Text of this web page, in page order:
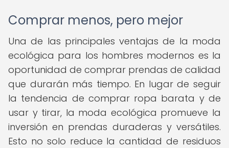
Comprar menos, pero mejor
Una de las principales ventajas de la moda
ecológica para los hombres modernos es la
oportunidad de comprar prendas de calidad
que durarán más tiempo. En lugar de seguir
la tendencia de comprar ropa barata y de
usar y tirar, la moda ecológica promueve la
inversión en prendas duraderas y versátiles.
Esto no solo reduce la cantidad de residuos